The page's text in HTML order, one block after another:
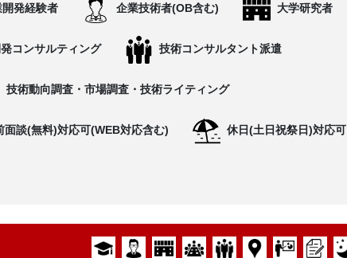
開発経験者 企業技術者(OB含む) 大学研究者
コンサルティング 技術コンサルタント派遣
技術動向調査・市場調査・技術ライティング
面談(無料)対応可(WEB対応含む) 休日(土日祝祭日)対応可